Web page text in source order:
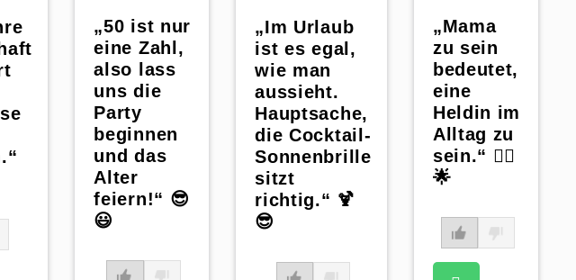
„50 ist nur
eine Zahl,
also lass
uns die
Party
beginnen
und das
Alter
feiern!“ 😎
😃
„Im Urlaub
ist es egal,
wie man
aussieht.
Hauptsache,
die Cocktail-
Sonnenbrille
sitzt
richtig.“ 🍹
😎
„Mama
zu sein
bedeutet,
eine
Heldin im
Alltag zu
sein.“ 🦸‍♀️
🌟